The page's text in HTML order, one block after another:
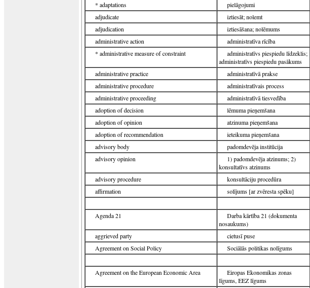
* adaptations
pielāgojumi
adjudicate
iztiesāt; nolemt
adjudication
iztiesāšana; nolēmums
administrative action
administratīva rīcība
* administrative measure of constraint
administratīvs piespiedu līdzeklis;
administratīvs piespiedu pasākums
administrative practice
administratīvā prakse
administrative procedure
administratīvais process
administrative proceeding
administratīvā tiesvedība
adoption of decision
lēmuma pieņemšana
adoption of opinion
atzinuma pieņemšana
adoption of recommendation
ieteikuma pieņemšana
advisory body
padomdevēja institūcija
advisory opinion
1) padomdevēja atzinums; 2)
konsultatīvs atzinums
advisory procedure
konsultāciju procedūra
affirmation
solījums [ar zvēresta spēku]
Agenda 21
Darba kārtība 21 (dokumenta
nosaukums)
aggrieved party
cietusī puse
Agreement on Social Policy
Sociālās politikas nolīgums
Agreement on the European Economic Area
Eiropas Ekonomikas zonas
līgums, EEZ līgums